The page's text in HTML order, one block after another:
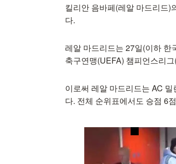
킬리안 음바페(레알 마드리드)
다.
레알 마드리드는 27일(이하 한
축구연맹(UEFA) 챔피언스리
이로써 레알 마드리드는 AC
다. 전체 순위표에서도 승점 6